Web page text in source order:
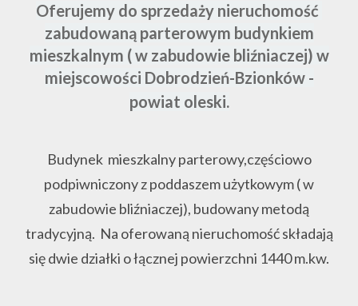
Oferujemy do sprzedaży nieruchomość
zabudowaną parterowym budynkiem
mieszkalnym ( w zabudowie bliźniaczej) w
miejscowości Dobrodzień-Bzionków -
powiat oleski.
Budynek mieszkalny parterowy,częściowo
podpiwniczony z poddaszem użytkowym ( w
zabudowie bliźniaczej), budowany metodą
tradycyjną. Na oferowaną nieruchomość składają
się dwie działki o łącznej powierzchni 1440 m.kw.